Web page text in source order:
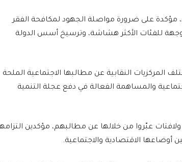
مؤكدة على ضرورة مواصلة الجهود لمكافحة الفقر
للفئات الأكثر هشاشة، وترسيخ أسس الدولة
النقابية عن مطالبها الاجتماعية الملحة
والمساهمة الفعالة في دفع عجلة التنمية
عبّروا من خلالها عن مطالبهم، مؤكدين
الاقتصادية والاجتماعية.